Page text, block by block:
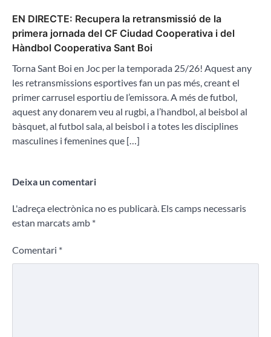
EN DIRECTE: Recupera la retransmissió de la
primera jornada del CF Ciudad Cooperativa i del
Hàndbol Cooperativa Sant Boi
Torna Sant Boi en Joc per la temporada 25/26! Aquest any
les retransmissions esportives fan un pas més, creant el
primer carrusel esportiu de l’emissora. A més de futbol,
aquest any donarem veu al rugbi, a l’handbol, al beisbol al
bàsquet, al futbol sala, al beisbol i a totes les disciplines
masculines i femenines que […]
Deixa un comentari
L'adreça electrònica no es publicarà. Els camps necessaris
estan marcats amb *
Comentari *